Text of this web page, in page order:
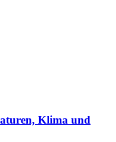
Klima und